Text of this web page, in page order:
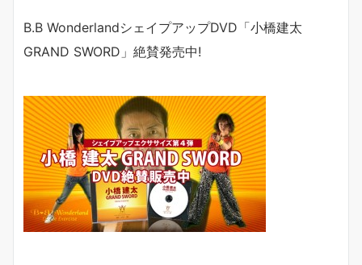
B.B WonderlandシェイプアップDVD「小橋建太
GRAND SWORD 」絶賛発売中!